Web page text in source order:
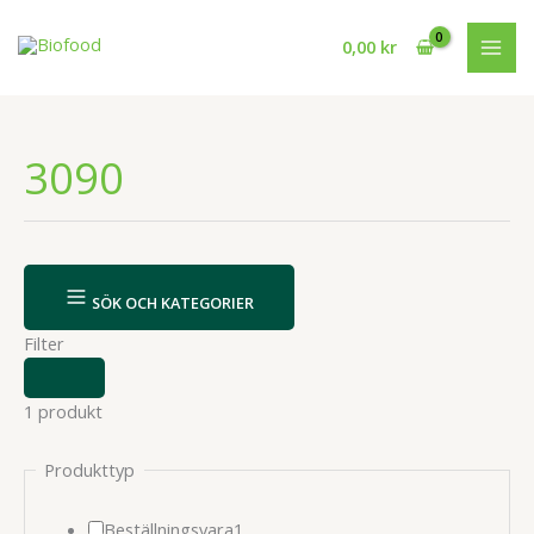
0,00 kr
3090
SÖK OCH KATEGORIER
Filter
ELLER
DÖLJ
1 produkt
Produkttyp
Beställningsvara1